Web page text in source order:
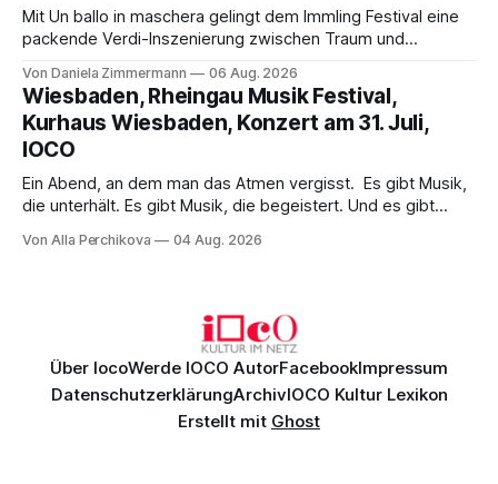
Mit Un ballo in maschera gelingt dem Immling Festival eine
packende Verdi-Inszenierung zwischen Traum und
psychologische Tiefe mit starken Bildern, getragen von
einem spielfreudigen Ensemble und einer musikalisch
überzeugenden Gesamtleistung.
Von Daniela Zimmermann 06 Aug. 2026
Wiesbaden, Rheingau Musik Festival,
Kurhaus Wiesbaden, Konzert am 31. Juli,
IOCO
Ein Abend, an dem man das Atmen vergisst. Es gibt Musik,
die unterhält. Es gibt Musik, die begeistert. Und es gibt
Genau so war der Abend im Kurhaus Wiesbaden, an dem
Von Alla Perchikova 04 Aug. 2026
Über IocoWerde IOCO AutorFacebookImpressum
DatenschutzerklärungArchivIOCO Kultur Lexikon
Erstellt mit Ghost